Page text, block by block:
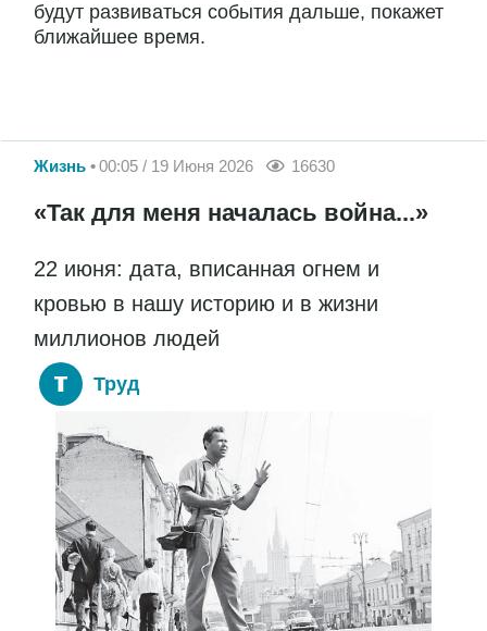
будут развиваться события дальше, покажет
ближайшее время.
Жизнь 00:05 / 19 Июня 2026 16630
«Так для меня началась война...»
22 июня: дата, вписанная огнем и
кровью в нашу историю и в жизни
миллионов людей
Труд